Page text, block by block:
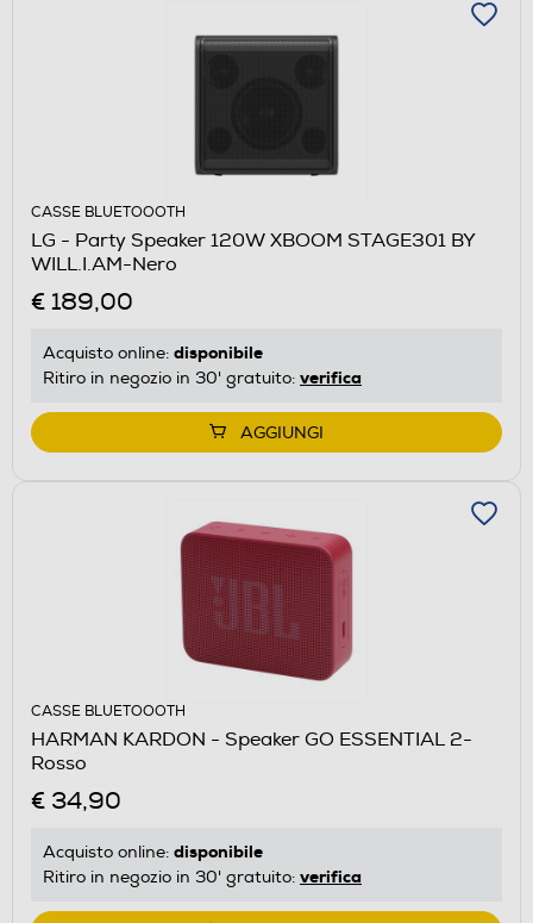
CASSE BLUETOOOTH
LG - Party Speaker 120W XBOOM STAGE301 BY
WILL.I.AM-Nero
€ 189,00
Acquisto online: disponibile
Ritiro in negozio in 30' gratuito: verifica
AGGIUNGI
CASSE BLUETOOOTH
HARMAN KARDON - Speaker GO ESSENTIAL 2-
Rosso
€ 34,90
Acquisto online: disponibile
Ritiro in negozio in 30' gratuito: verifica